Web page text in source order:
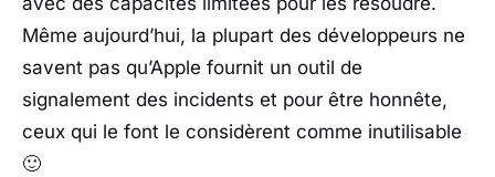
Même aujourd’hui, la plupart des développeurs ne
savent pas qu’Apple fournit un outil de
signalement des incidents et pour être honnête,
ceux qui le font le considèrent comme inutilisable
🙂